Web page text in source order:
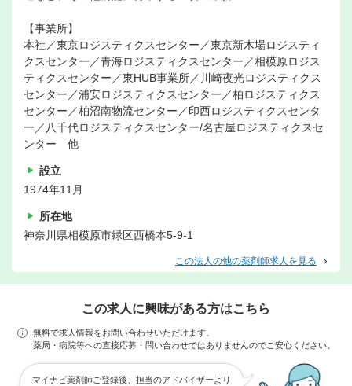
【事業所】
本社／東京ロジスティクスセンター／東京新木場ロジスティ
クスセンター／青海ロジスティクスセンター／相模原ロジス
ティクスセンター／東HUB事業所／川崎夜光ロジスティクス
センター／浦安ロジスティクスセンター／柏ロジスティクス
センター／柏沼南物流センター／印西ロジスティクスセンタ
ー／八千代ロジスティクスセンター/名古屋ロジスティクスセ
ンター 他
設立
1974年11月
所在地
神奈川県相模原市緑区西橋本5-9-1
この法人の他の薬剤師求人を見る
この求人に興味がある方はこちら
無料で求人情報をお問い合わせいただけます。
薬局・病院等への直接応募・問い合わせではありませんのでご安心ください。
マイナビ薬剤師ご登録後、担当のアドバイザーより